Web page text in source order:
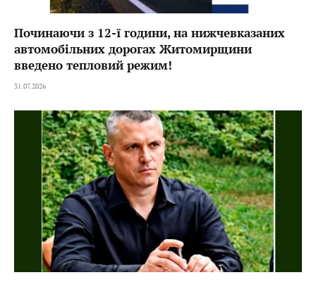
Починаючи з 12-ї години, на нижчевказаних
автомобільних дорогах Житомирщини
введено тепловий режим!
31.07.2026